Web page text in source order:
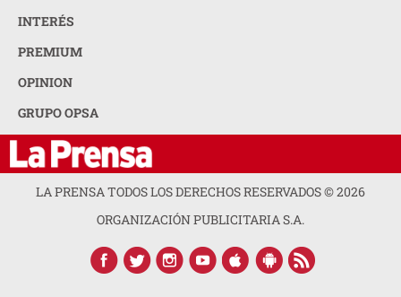
INTERÉS
PREMIUM
OPINION
GRUPO OPSA
LA PRENSA TODOS LOS DERECHOS RESERVADOS ©2026
ORGANIZACIÓN PUBLICITARIA S.A.